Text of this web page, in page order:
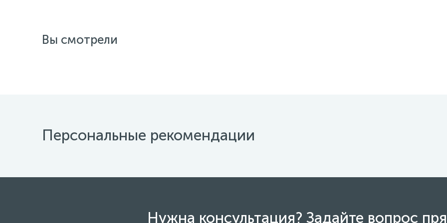
Вы смотрели
Персональные рекомендации
Нужна консультация? Задайте вопрос